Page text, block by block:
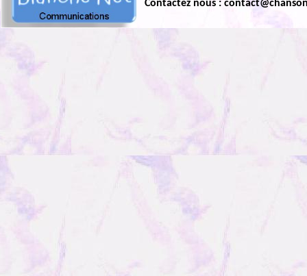
Contactez nous :